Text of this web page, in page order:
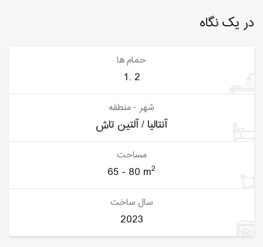
در یک نگاه
حمام ها
1. 2
شهر - منطقه
آنتالیا / آلتین تاش
مساحت
65 - 80 m2
سال ساخت
2023